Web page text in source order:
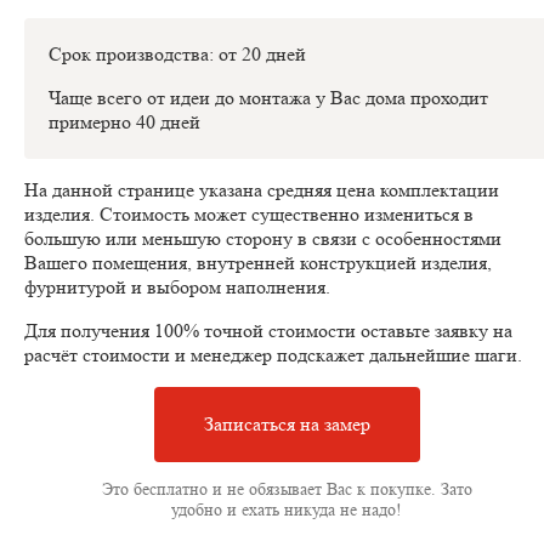
Срок производства: от 20 дней
Чаще всего от идеи до монтажа у Вас дома проходит
примерно 40 дней
На данной странице указана средняя цена комплектации
изделия. Стоимость может существенно измениться в
большую или меньшую сторону в связи с особенностями
Вашего помещения, внутренней конструкцией изделия,
фурнитурой и выбором наполнения.
Для получения 100% точной стоимости оставьте заявку на
расчёт стоимости и менеджер подскажет дальнейшие шаги.
Записаться на замер
Это бесплатно и не обязывает Вас к покупке. Зато
удобно и ехать никуда не надо!